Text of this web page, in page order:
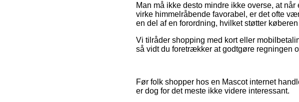
Man må ikke desto mindre ikke overse, at
virke himmelråbende favorabel, er det ofte
en del af en forordning, hvilket støtter
Vi tilråder shopping med kort eller
så vidt du foretrækker at godtgøre regningen
Før folk shopper hos en Mascot internet
er dog for det meste ikke videre interessant.